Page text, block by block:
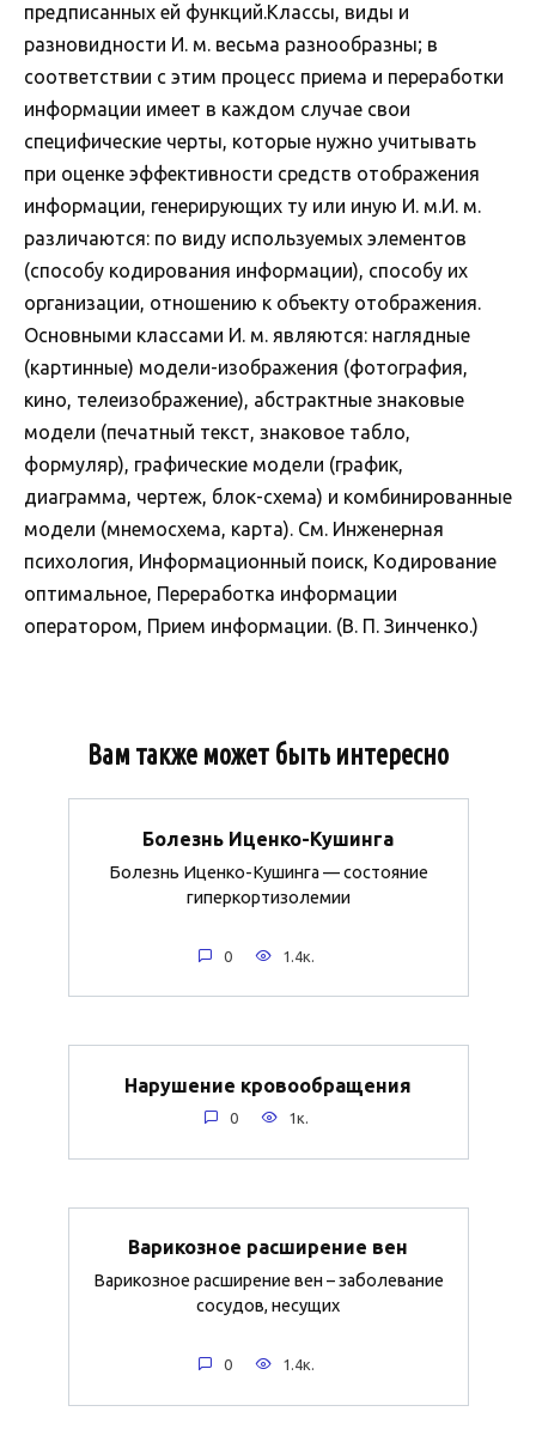
предписанных ей функций.Классы, виды и
разновидности И. м. весьма разнообразны; в
соответствии с этим процесс приема и переработки
информации имеет в каждом случае свои
специфические черты, которые нужно учитывать
при оценке эффективности средств отображения
информации, генерирующих ту или иную И. м.И. м.
различаются: по виду используемых элементов
(способу кодирования информации), способу их
организации, отношению к объекту отображения.
Основными классами И. м. являются: наглядные
(картинные) модели-изображения (фотография,
кино, телеизображение), абстрактные знаковые
модели (печатный текст, знаковое табло,
формуляр), графические модели (график,
диаграмма, чертеж, блок-схема) и комбинированные
модели (мнемосхема, карта). См. Инженерная
психология, Информационный поиск, Кодирование
оптимальное, Переработка информации
оператором, Прием информации. (В. П. Зинченко.)
Вам также может быть интересно
Болезнь Иценко-Кушинга
Болезнь Иценко-Кушинга — состояние
гиперкортизолемии
0 1.4к.
Нарушение кровообращения
0 1к.
Варикозное расширение вен
Варикозное расширение вен – заболевание
сосудов, несущих
0 1.4к.